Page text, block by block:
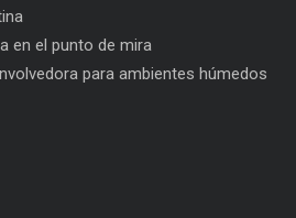
en el punto de mira
para ambientes húmedos